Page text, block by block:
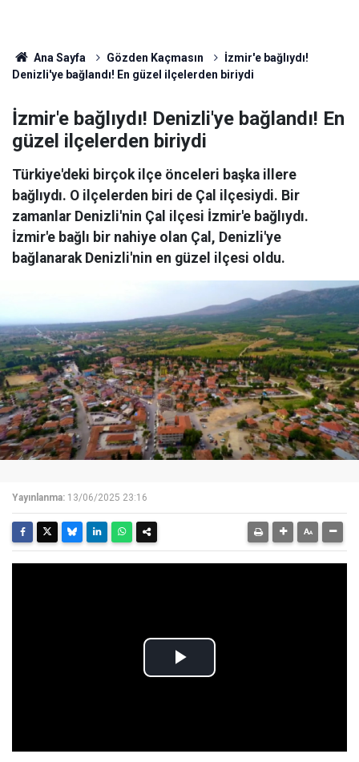
Ana Sayfa Gözden Kaçmasın
İzmir'e bağlıydı!
Denizli'ye bağlandı! En güzel ilçelerden biriydi
İzmir'e bağlıydı! Denizli'ye bağlandı! En
güzel ilçelerden biriydi
Türkiye'deki birçok ilçe önceleri başka illere
bağlıydı. O ilçelerden biri de Çal ilçesiydi. Bir
zamanlar Denizli'nin Çal ilçesi İzmir'e bağlıydı.
İzmir'e bağlı bir nahiye olan Çal, Denizli'ye
bağlanarak Denizli'nin en güzel ilçesi oldu.
Yayınlanma: 13/06/2025 23:16